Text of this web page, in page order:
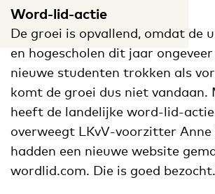
Word-lid-actie
De groei is opvallend, omdat de
en hogescholen dit jaar
nieuwe studenten trokken als
komt de groei dus niet vandaan.
heeft de landelijke word-lid-
overweegt LKvV-voorzitter
hadden een nieuwe website
wordlid.com. Die is goed